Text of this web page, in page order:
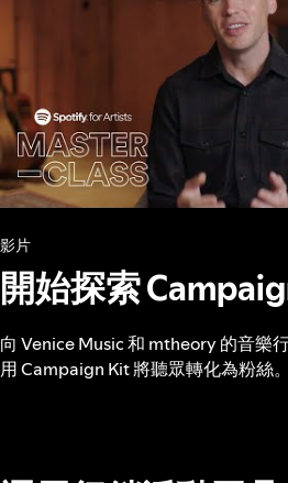
影片
開始探索
向 Venice Music 和 mtheory 的音樂
用 Campaign Kit 將聽眾轉化為粉絲。